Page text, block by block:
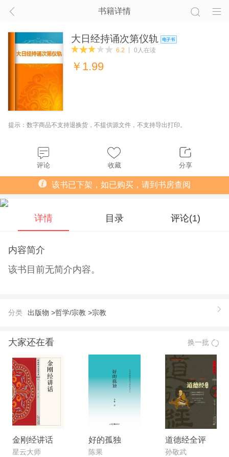
书籍详情
大日经持诵次第仪轨
6.2 0人在读
￥ 1.99
提示：数字商品不支持退换货，不提供源文件，不支持导出打印。
评论 收藏 分享
该书已下架，如已购买，请到书房查阅
详情 目录 评论(1)
内容简介
该书目前无简介内容。
分类 出版物 >哲学/宗教 >宗教
大家还在看 换一批
金刚经讲话
星云大师
好的孤独
陈果
道德经全评
孙敬武